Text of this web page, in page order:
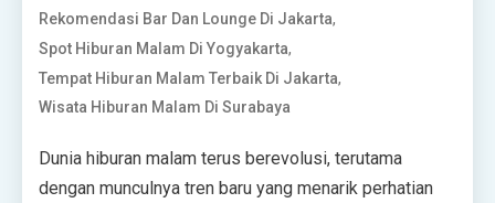
Rekomendasi Bar Dan Lounge Di Jakarta,
Spot Hiburan Malam Di Yogyakarta,
Tempat Hiburan Malam Terbaik Di Jakarta,
Wisata Hiburan Malam Di Surabaya
Dunia hiburan malam terus berevolusi, terutama
dengan munculnya tren baru yang menarik perhatian